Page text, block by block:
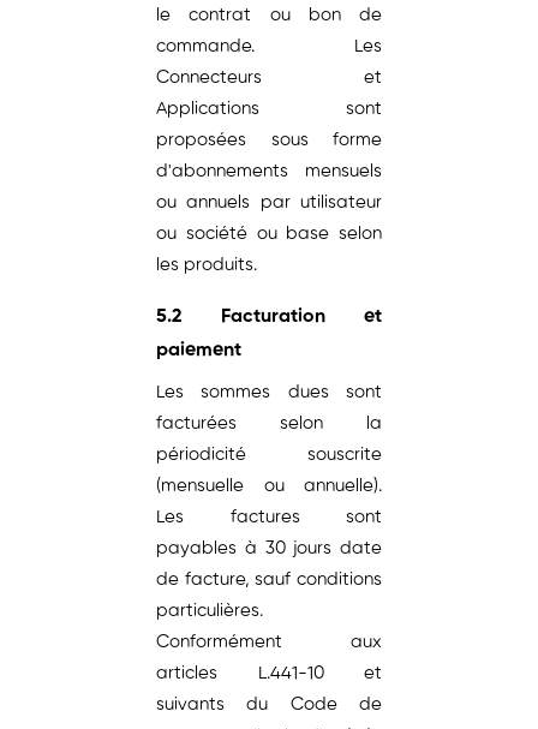
le contrat ou bon de
commande. Les
Connecteurs et
Applications sont
proposées sous forme
d'abonnements mensuels
ou annuels par utilisateur
ou société ou base selon
les produits.
5.2 Facturation et
paiement
Les sommes dues sont
facturées selon la
périodicité souscrite
(mensuelle ou annuelle).
Les factures sont
payables à 30 jours date
de facture, sauf conditions
particulières.
Conformément aux
articles L.441-10 et
suivants du Code de